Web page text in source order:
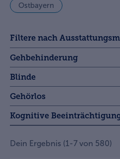
Ostbayern
Filtere nach
Gehbehinderung
Blinde
Gehörlos
Kognitive
Dein Ergebnis (1 -7 von 580)